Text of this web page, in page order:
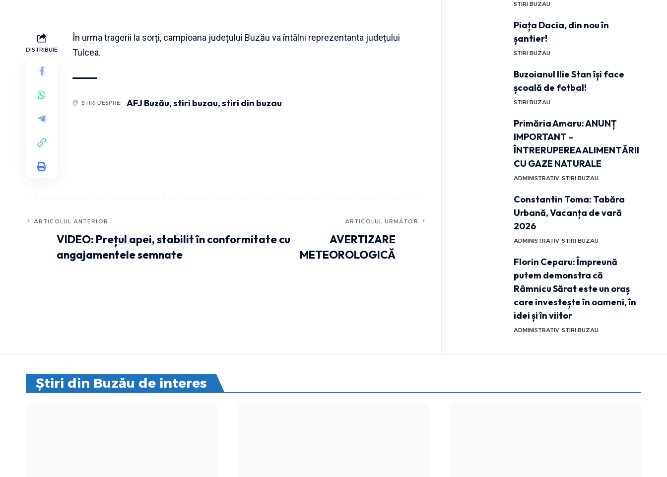
DISTRIBUIE
În urma tragerii la sorți, campioana județului Buzău va întâlni reprezentanta județului
Tulcea.
ȘTIRI DESPRE: AFJ Buzău,stiri buzau,stiri din buzau
ARTICOLUL ANTERIOR
VIDEO: Prețul apei, stabilit în conformitate cu
angajamentele semnate
ARTICOLUL URMĂTOR
AVERTIZARE
METEOROLOGICĂ
STIRI BUZAU
Piața Dacia, din nou în
șantier!
STIRI BUZAU
Buzoianul Ilie Stan își face
școală de fotbal!
STIRI BUZAU
Primăria Amaru: ANUNȚ
IMPORTANT –
ÎNTRERUPEREA ALIMENTĂRII
CU GAZE NATURALE
ADMINISTRATIV STIRI BUZAU
Constantin Toma: Tabăra
Urbană, Vacanța de vară
2026
ADMINISTRATIV STIRI BUZAU
Florin Ceparu: Împreună
putem demonstra că
Râmnicu Sărat este un oraș
care investește în oameni, în
idei și în viitor
ADMINISTRATIV STIRI BUZAU
Știri din Buzău de interes